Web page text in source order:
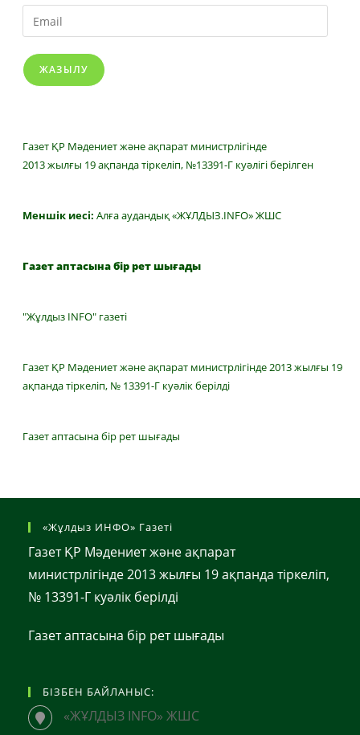
Email
ЖАЗЫЛУ
Газет ҚР Мәдениет және ақпарат министрлігінде
2013 жылғы 19 ақпанда тіркеліп, №13391-Г куәлігі берілген
Меншік иесі: Алға аудандық «ЖҰЛДЫЗ.INFO» ЖШС
Газет аптасына бір рет шығады
"Жұлдыз INFO" газеті
Газет ҚР Мәдениет және ақпарат министрлігінде 2013 жылғы 19
ақпанда тіркеліп, № 13391-Г куәлік берілді
Газет аптасына бір рет шығады
«Жұлдыз ИНФО» Газеті
Газет ҚР Мәдениет және ақпарат
министрлігінде 2013 жылғы 19 ақпанда тіркеліп,
№ 13391-Г куәлік берілді
Газет аптасына бір рет шығады
БІЗБЕН БАЙЛАНЫС:
«ЖҰЛДЫЗ INFO» ЖШС